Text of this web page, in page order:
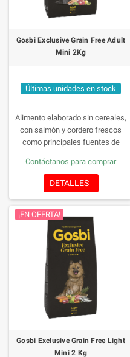
Gosbi Exclusive Grain Free Adult
Mini 2Kg
Últimas unidades en stock
Alimento elaborado sin cereales,
con salmón y cordero frescos
como principales fuentes de
natural inspirada en la dieta
mediterránea y enriquecido con la
Fórmula Provital, con prebióticos y
probióticos para promover la salud
intestinal y reforzar el sistema
inmunitario. Para perros adultos
de razas pequeñas con una
croqueta adaptada al tamaño de
sus mandíbulas. Hipoalergénico.
Tamaño de la croqueta: 13 mm
Contáctanos para comprar
DETALLES
¡EN OFERTA!
Gosbi Exclusive Grain Free Light
Mini 2 Kg